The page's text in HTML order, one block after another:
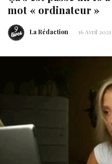
mot « ordinateur »
La Rédaction 16 Avril 2021